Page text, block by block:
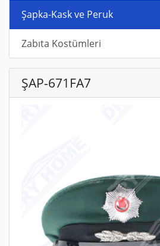
Şapka-Kask ve Peruk
Zabıta Kostümleri
ŞAP-671FA7